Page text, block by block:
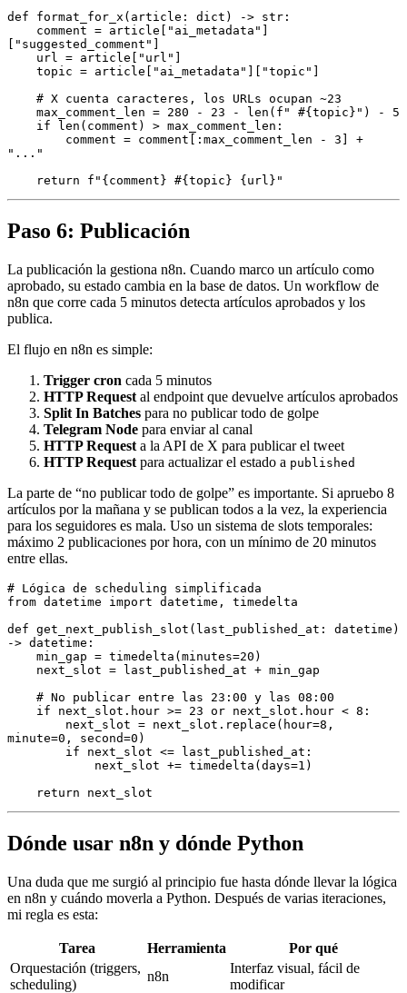
def format_for_x ( article : dict ) -> str :
    comment
= article "ai_metadata"
"suggested_comment"
    url
= article "url"
    topic
= article "ai_metadata" "topic"
    # X cuenta caracteres, los URLs ocupan ~23
    max_comment_len
= 280 - 23 - len ( f " #{ topic } " ) -
5
    if
len (comment) > max_comment_len :
        comment
= comment [: max_comment_len - 3
+
"..."
    return
f " { comment } #{ topic } { url } "
Paso 6: Publicación
La publicación la gestiona n8n. Cuando marco un artículo como
aprobado, su estado cambia en la base de datos. Un workflow de
n8n que corre cada 5 minutos detecta artículos aprobados y los
publica.
El flujo en n8n es simple:
Trigger cron cada 5 minutos
HTTP Request al endpoint que devuelve artículos aprobados
Split In Batches para no publicar todo de golpe
Telegram Node para enviar al canal
HTTP Request a la API de X para publicar el tweet
HTTP Request para actualizar el estado a published
La parte de “no publicar todo de golpe” es importante. Si apruebo 8
artículos por la mañana y se publican todos a la vez, la experiencia
para los seguidores es mala. Uso un sistema de slots temporales:
máximo 2 publicaciones por hora, con un mínimo de 20 minutos
entre ellas.
# Lógica de scheduling simplificada
from datetime import datetime ,
timedelta
def get_next_publish_slot ( last_published_at :
-> datetime:
    min_gap
= timedelta (minutes=20 )
    next_slot
= last_published_at + min_gap
    # No publicar entre las 23:00 y las 08:00
    if
next_slot . hour >= 23 or next_slot . hour < 8 :
        next_slot
= next_slot . replace (hour=8 ,
minute=0 , second=0 )
        if
next_slot <= last_published_at :
            next_slot
+= timedelta (days=1 )
    return
next_slot
Dónde usar n8n y dónde Python
Una duda que me surgió al principio fue hasta dónde llevar la lógica
en n8n y cuándo moverla a Python. Después de varias iteraciones,
mi regla es esta:
Tarea Herramienta
Por qué
Orquestación (triggers,
scheduling)
n8n
Interfaz visual, fácil de
modificar